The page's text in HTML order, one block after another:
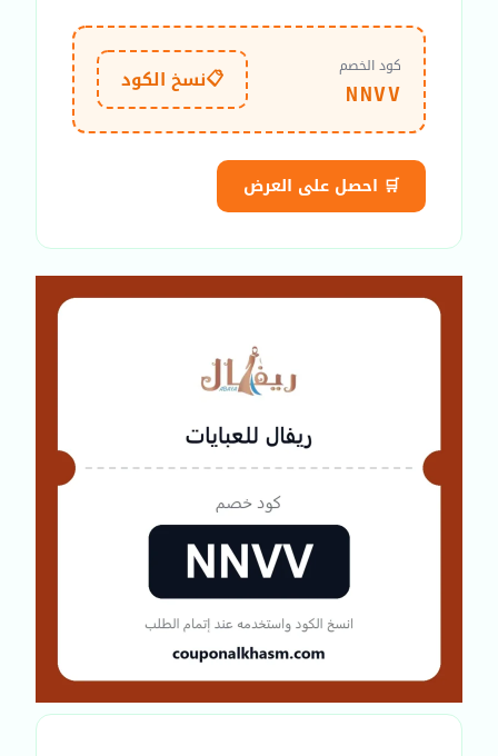
كود الخصم
NNVV
📋نسخ الكود
🛒 احصل على العرض